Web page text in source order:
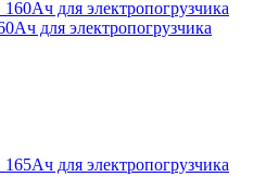
для электропогрузчика